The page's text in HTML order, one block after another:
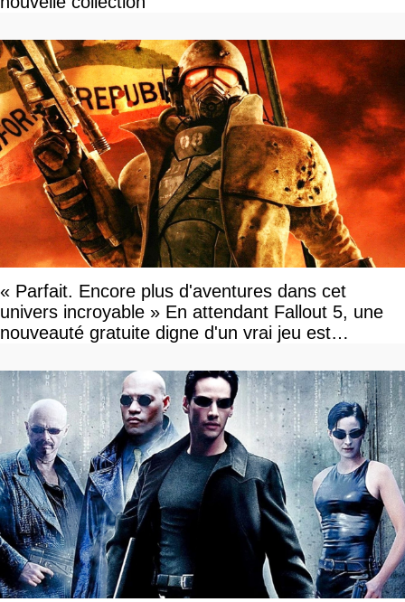
« Parfait. Encore plus d'aventures dans cet
univers incroyable » En attendant Fallout 5, une
nouveauté gratuite digne d'un vrai jeu est